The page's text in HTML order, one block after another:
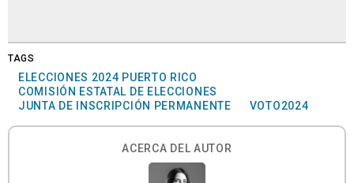
TAGS
ELECCIONES 2024 PUERTO RICO
COMISIÓN ESTATAL DE ELECCIONES
JUNTA DE INSCRIPCIÓN PERMANENTE
VOTO2024
ACERCA DEL AUTOR